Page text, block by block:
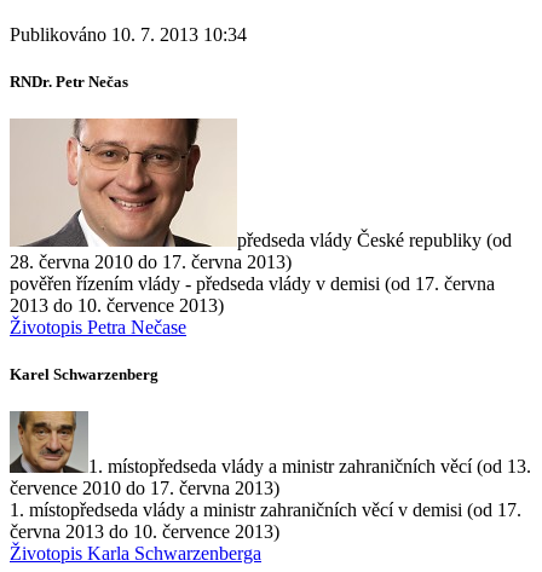
Publikováno 10. 7. 2013 10:34
RNDr. Petr Nečas
předseda vlády České republiky (od
28. června 2010 do 17. června 2013)
pověřen řízením vlády - předseda vlády v demisi (od 17. června
2013 do 10. července 2013)
Životopis Petra Nečase
Karel Schwarzenberg
1. místopředseda vlády a ministr zahraničních věcí (od 13.
července 2010 do 17. června 2013)
1. místopředseda vlády a ministr zahraničních věcí v demisi (od 17.
června 2013 do 10. července 2013)
Životopis Karla Schwarzenberga